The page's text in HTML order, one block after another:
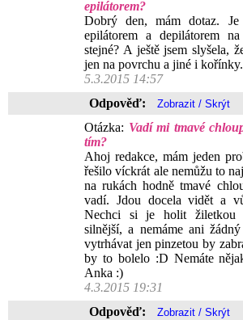
epilátorem?
Dobrý den, mám dotaz.
epilátorem a depilátorem
stejné? A ještě jsem slyšela,
jen na povrchu a jiné i
5.3.2015 14:57
Odpověď:
Otázka: Vadí mi tmavé
tím?
Ahoj redakce, mám jeden
řešilo víckrát ale nemůžu to
na rukách hodně tmavé
vadí. Jdou docela vidět a
Nechci si je holit žiletkou
silnější, a nemáme ani
vytrhávat jen pinzetou by
by to bolelo :D Nemáte
Anka :)
4.3.2015 19:31
Odpověď: